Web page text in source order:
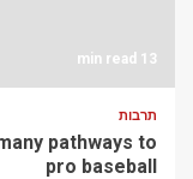
13 min read
תרבות
pathways to
pro baseball